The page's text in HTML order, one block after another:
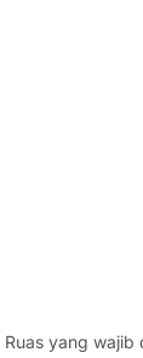
Ruas yang wajib